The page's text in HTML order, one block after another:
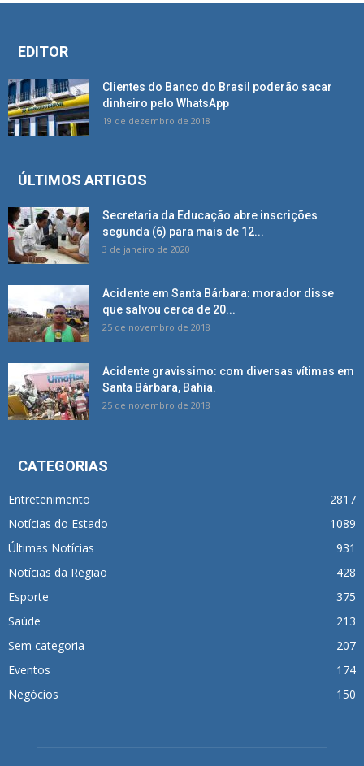
EDITOR
Clientes do Banco do Brasil poderão sacar
dinheiro pelo WhatsApp
19 de dezembro de 2018
ÚLTIMOS ARTIGOS
Secretaria da Educação abre inscrições
segunda (6) para mais de 12...
3 de janeiro de 2020
Acidente em Santa Bárbara: morador disse
que salvou cerca de 20...
25 de novembro de 2018
Acidente gravissimo: com diversas vítimas em
Santa Bárbara, Bahia.
25 de novembro de 2018
CATEGORIAS
Entretenimento
2817
Notícias do Estado
1089
Últimas Notícias
931
Notícias da Região
428
Esporte
375
Saúde
213
Sem categoria
207
Eventos
174
Negócios
150